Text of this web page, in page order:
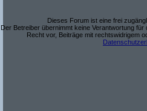
Dieses Forum ist eine frei
Der Betreiber übernimmt keine Verantwortung
Recht vor, Beiträge mit rechtswidrigem